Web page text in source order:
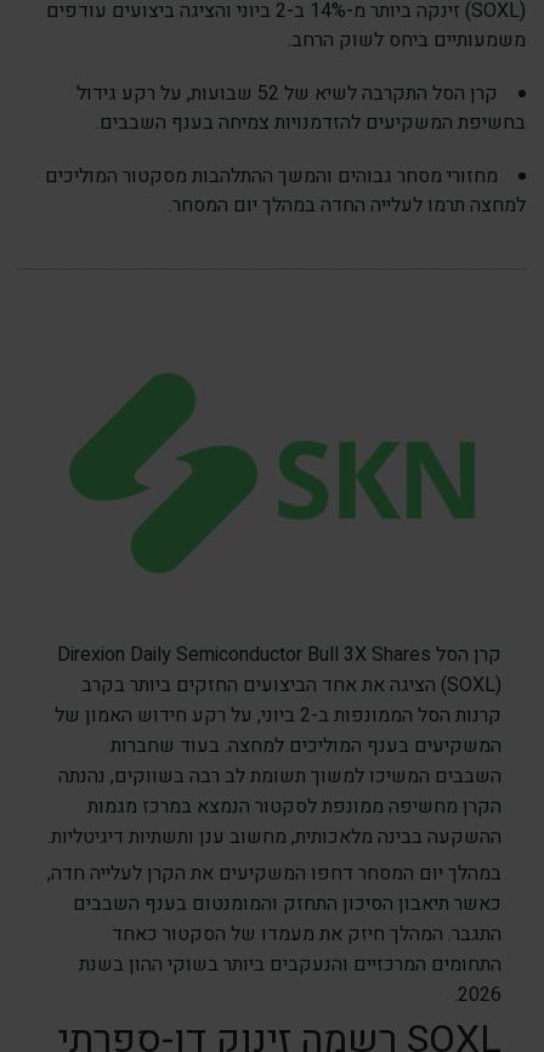
‏(SOXL) זינקה ביותר מ-14% ב-2 ביוני והציגה ביצועים עודפים
משמעותיים ביחס לשוק הרחב.
קרן הסל התקרבה לשיא של 52 שבועות, על רקע גידול
בחשיפת המשקיעים להזדמנויות צמיחה בענף השבבים.
מחזורי מסחר גבוהים והמשך ההתלהבות מסקטור המוליכים
למחצה תרמו לעלייה החדה במהלך יום המסחר.
קרן הסל Direxion Daily Semiconductor Bull 3X Shares
‏(SOXL) הציגה את אחד הביצועים החזקים ביותר בקרב
קרנות הסל הממונפות ב-2 ביוני, על רקע חידוש האמון של
המשקיעים בענף המוליכים למחצה. בעוד שחברות
השבבים המשיכו למשוך תשומת לב רבה בשווקים, נהנתה
הקרן מחשיפה ממונפת לסקטור הנמצא במרכז מגמות
ההשקעה בבינה מלאכותית, מחשוב ענן ותשתיות דיגיטליות.
במהלך יום המסחר דחפו המשקיעים את הקרן לעלייה חדה,
כאשר תיאבון הסיכון התחזק והמומנטום בענף השבבים
התגבר. המהלך חיזק את מעמדו של הסקטור כאחד
התחומים המרכזיים והנעקבים ביותר בשוקי ההון בשנת
2026.
SOXL רשמה זינוק דו-ספרתי